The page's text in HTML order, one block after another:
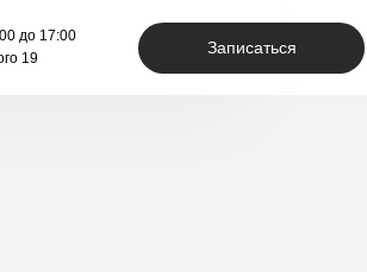
Записаться
до 17:00
19